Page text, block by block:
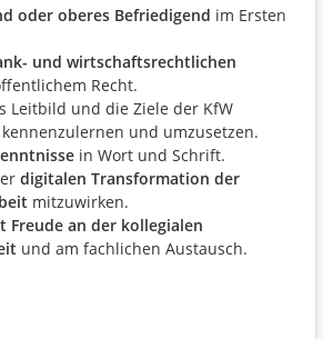
oder oberes Befriedigend im Ersten
und wirtschaftsrechtlichen
Recht.
Leitbild und die Ziele der KfW
und umzusetzen.
in Wort und Schrift.
digitalen Transformation der
mitzuwirken.
Freude an der kollegialen
und am fachlichen Austausch.